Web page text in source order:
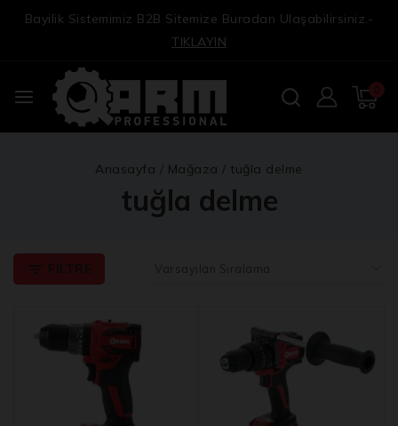
Bayilik Sistemimiz B2B Sitemize Buradan Ulaşabilirsiniz.-
TIKLAYIN
0
Anasayfa / Mağaza / tuğla delme
tuğla delme
FILTRE